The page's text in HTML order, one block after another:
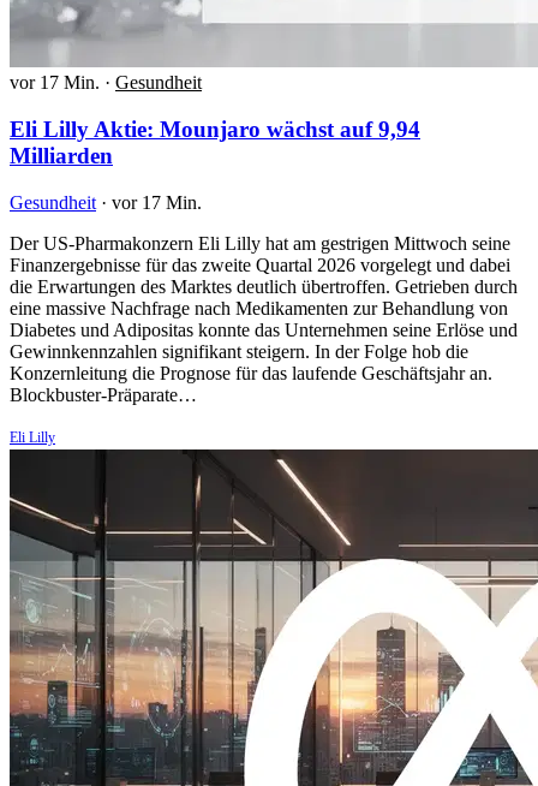
vor 17 Min. · Gesundheit
Eli Lilly Aktie: Mounjaro wächst auf 9,94
Milliarden
Gesundheit · vor 17 Min.
Der US-Pharmakonzern Eli Lilly hat am gestrigen Mittwoch seine
Finanzergebnisse für das zweite Quartal 2026 vorgelegt und dabei
die Erwartungen des Marktes deutlich übertroffen. Getrieben durch
eine massive Nachfrage nach Medikamenten zur Behandlung von
Diabetes und Adipositas konnte das Unternehmen seine Erlöse und
Gewinnkennzahlen signifikant steigern. In der Folge hob die
Konzernleitung die Prognose für das laufende Geschäftsjahr an.
Blockbuster-Präparate…
Eli Lilly